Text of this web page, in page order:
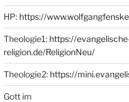
HP: https://
Theologie1: https://
religion.de/ReligionNeu/
Theologie2: https://
Gott im